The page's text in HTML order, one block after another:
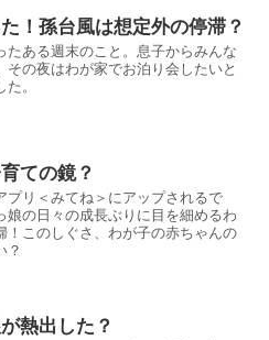
！孫台風は想定外の停滞？
たある週末のこと。息子からみんな
その夜はわが家でお泊り会したいと
。
ての鏡？
プリ＜みてね＞にアップされるで
娘の日々の成長ぶりに目を細めるわ
！このしぐさ、わが子の赤ちゃんの
？
熱出した？